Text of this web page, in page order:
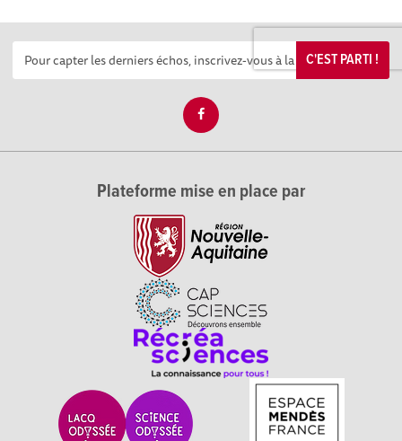
C'EST PARTI !
Plateforme mise en place par